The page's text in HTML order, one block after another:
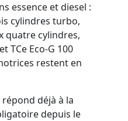
essence et diesel :
cylindres turbo,
quatre cylindres,
TCe Eco-G 100
restent en
déjà à la
depuis le